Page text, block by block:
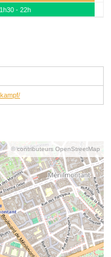
- 22h
© contributeurs OpenStreetMap